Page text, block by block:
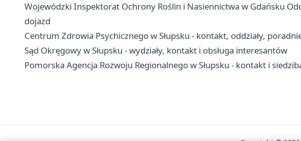
Wojewódzki Inspektorat Ochrony Roślin i Nasiennictwa w Gdańsku
dojazd
Centrum Zdrowia Psychicznego w Słupsku - kontakt, oddziały,
Sąd Okręgowy w Słupsku - wydziały, kontakt i obsługa interesantów
Pomorska Agencja Rozwoju Regionalnego w Słupsku - kontakt i